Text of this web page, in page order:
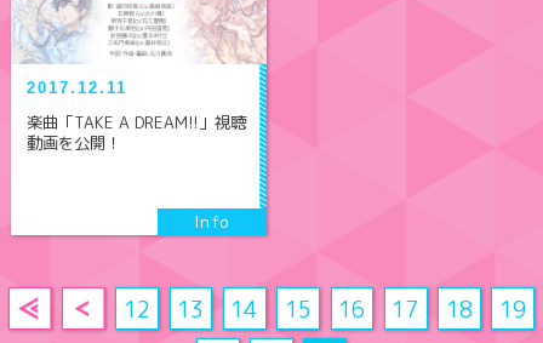
2017.12.11
楽曲「TAKE A DREAM!!」視聴
動画を公開！
12 13 14 15 16 17 18
19